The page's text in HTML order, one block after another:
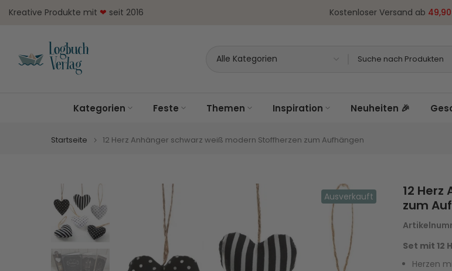
Zum
Kreative Produkte mit ❤ seit 2016 Kostenloser Versand ab
Kategorien Feste Themen Inspiration Neuheiten 🎉
Startseite 12 Herz Anhänger schwarz weiß modern Stoffherzen zum Aufhängen
Ausverkauft
12
zum
Set mit 12
Herzen